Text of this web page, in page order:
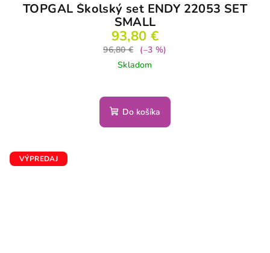
TOPGAL Školský set ENDY 22053 SET
SMALL
93,80 €
96,80 €
(–3 %)
Skladom
Do košíka
VÝPREDAJ